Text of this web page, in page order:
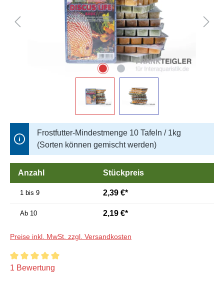
Frostfutter-Mindestmenge 10 Tafeln / 1kg
(Sorten können gemischt werden)
Anzahl Stückpreis
1 bis 9 2,39 €*
Ab 10 2,19 €*
Preise inkl. MwSt. zzgl. Versandkosten
Durchschnittliche Bewertung von 5 von 5 Sternen
1 Bewertung